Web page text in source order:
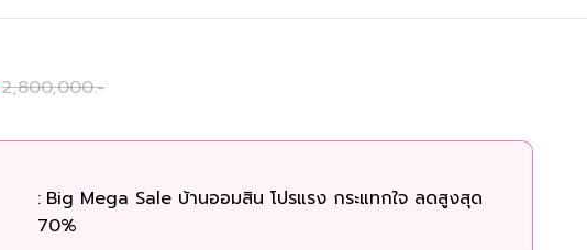
2,800,000.-
: Big Mega Sale บ้านออมสิน โปรแรง กระแทกใจ ลดสูงสุด
70%